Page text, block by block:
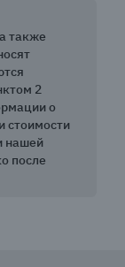
также
2
о
стоимости
нашей
после